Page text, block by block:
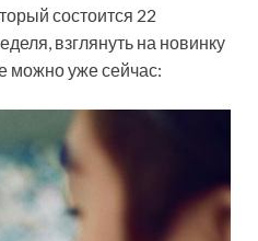
состоится 22
взглянуть на новинку
можно уже сейчас: